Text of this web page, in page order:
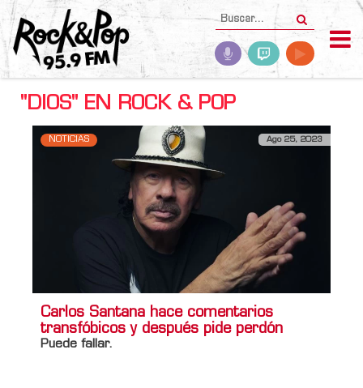
"DIOS" EN ROCK & POP
NOTICIAS Ago 25, 2023
Carlos Santana hace comentarios
transfóbicos y después pide perdón
Puede fallar.